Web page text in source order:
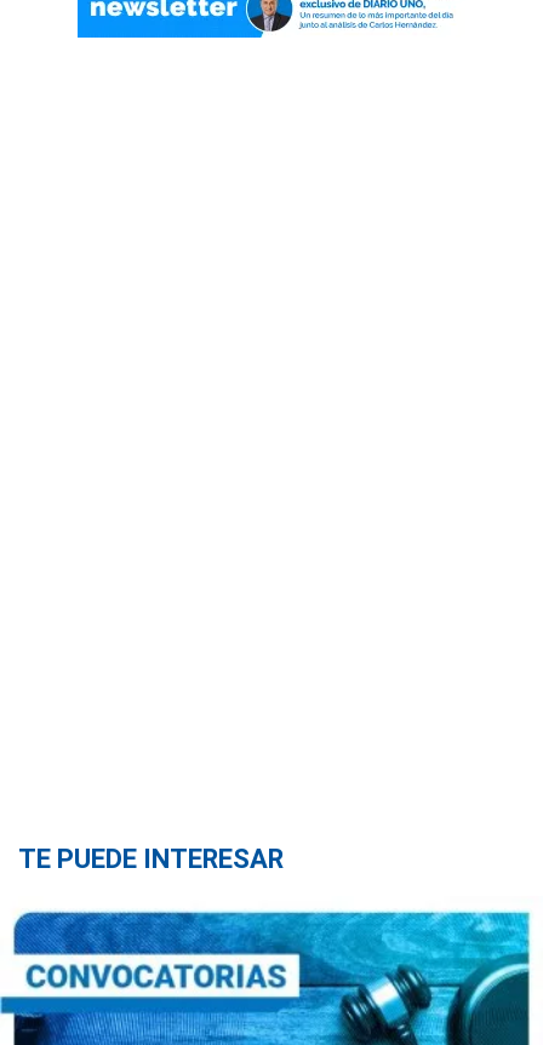
TE PUEDE INTERESAR